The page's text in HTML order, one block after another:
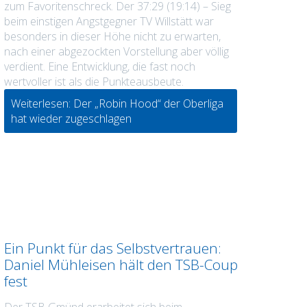
zum Favoritenschreck. Der 37:29 (19:14) – Sieg
beim einstigen Angstgegner TV Willstätt war
besonders in dieser Höhe nicht zu erwarten,
nach einer abgezockten Vorstellung aber völlig
verdient. Eine Entwicklung, die fast noch
wertvoller ist als die Punkteausbeute.
Weiterlesen: Der „Robin Hood“ der Oberliga
hat wieder zugeschlagen
Ein Punkt für das Selbstvertrauen:
Daniel Mühleisen hält den TSB-Coup
fest